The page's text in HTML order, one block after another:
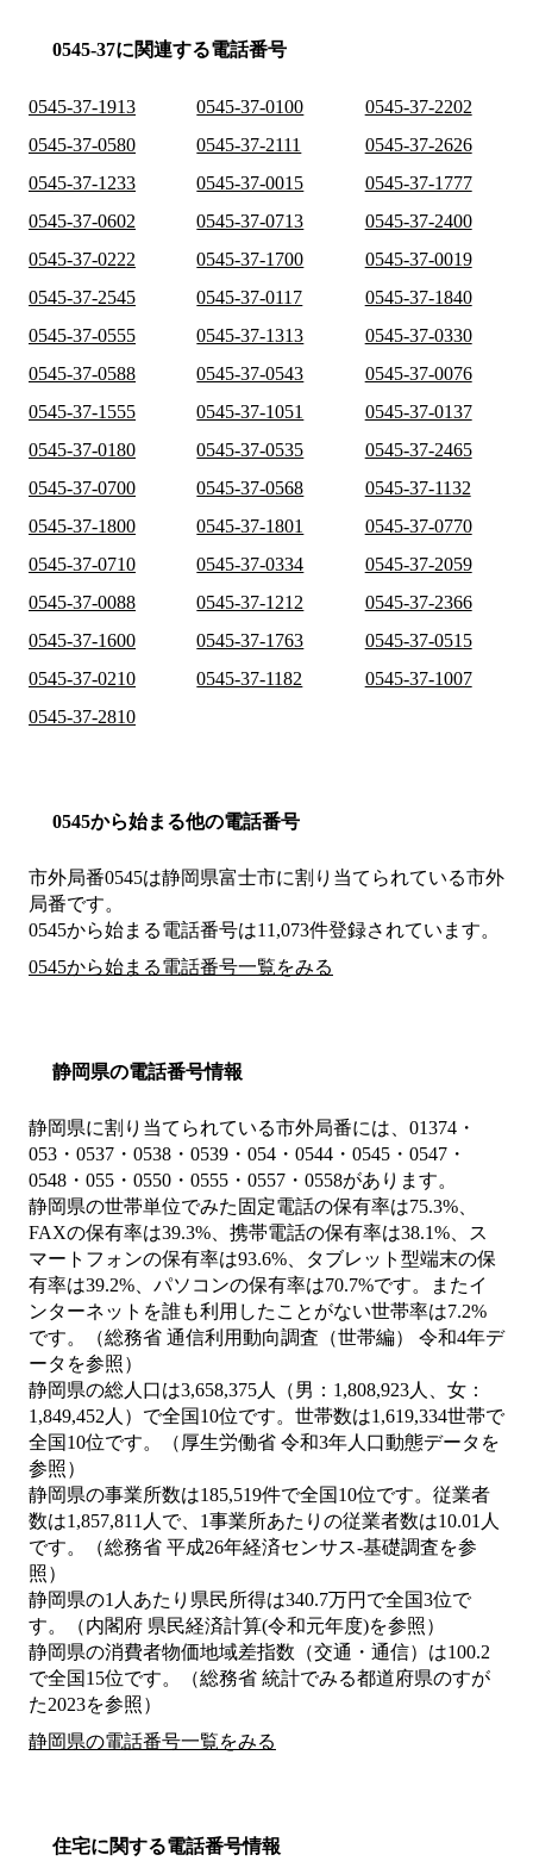
0545-37に関連する電話番号
0545-37-1913 0545-37-0100
0545-37-2202
0545-37-0580
0545-37-2111
0545-37-2626
0545-37-1233
0545-37-0015
0545-37-1777
0545-37-0602
0545-37-0713
0545-37-2400
0545-37-0222
0545-37-1700
0545-37-0019
0545-37-2545
0545-37-0117
0545-37-1840
0545-37-0555
0545-37-1313
0545-37-0330
0545-37-0588
0545-37-0543
0545-37-0076
0545-37-1555
0545-37-1051
0545-37-0137
0545-37-0180
0545-37-0535
0545-37-2465
0545-37-0700
0545-37-0568
0545-37-1132
0545-37-1800
0545-37-1801
0545-37-0770
0545-37-0710
0545-37-0334
0545-37-2059
0545-37-0088
0545-37-1212
0545-37-2366
0545-37-1600
0545-37-1763
0545-37-0515
0545-37-0210
0545-37-1182
0545-37-1007
0545-37-2810
0545から始まる他の電話番号
市外局番0545は静岡県富士市に割り当てられている市外
局番です。
0545から始まる電話番号は11,073件登録されています。
0545から始まる電話番号一覧をみる
静岡県の電話番号情報
静岡県に割り当てられている市外局番には、01374・
053・0537・0538・0539・054・0544・0545・0547・
0548・055・0550・0555・0557・0558があります。
静岡県の世帯単位でみた固定電話の保有率は75.3%、
FAXの保有率は39.3%、携帯電話の保有率は38.1%、ス
マートフォンの保有率は93.6%、タブレット型端末の保
有率は39.2%、パソコンの保有率は70.7%です。またイ
ンターネットを誰も利用したことがない世帯率は7.2%
です。（総務省 通信利用動向調査（世帯編） 令和4年デ
ータを参照）
静岡県の総人口は3,658,375人（男：1,808,923人、女：
1,849,452人）で全国10位です。世帯数は1,619,334世帯で
全国10位です。（厚生労働省 令和3年人口動態データを
参照）
静岡県の事業所数は185,519件で全国10位です。従業者
数は1,857,811人で、1事業所あたりの従業者数は10.01人
です。（総務省 平成26年経済センサス‐基礎調査を参
照）
静岡県の1人あたり県民所得は340.7万円で全国3位で
す。（内閣府 県民経済計算(令和元年度)を参照）
静岡県の消費者物価地域差指数（交通・通信）は100.2
で全国15位です。（総務省 統計でみる都道府県のすが
た2023を参照）
静岡県の電話番号一覧をみる
住宅に関する電話番号情報